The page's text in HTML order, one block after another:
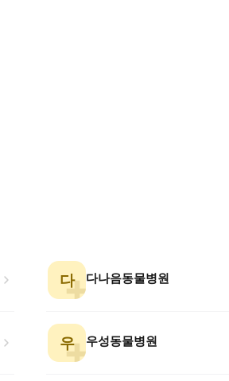
다 다나음동물병원
우 우성동물병원